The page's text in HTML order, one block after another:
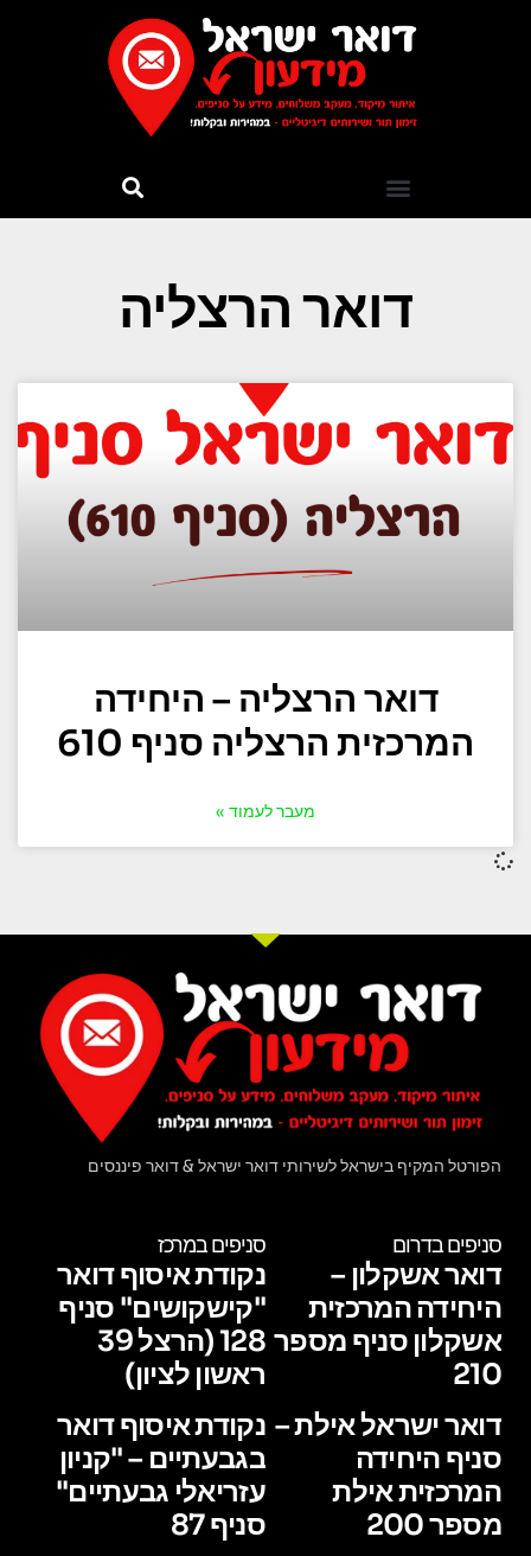
דואר הרצליה
דואר הרצליה – היחידה
המרכזית הרצליה סניף 610
מעבר לעמוד »
הפורטל המקיף בישראל לשירותי דואר ישראל & דואר פיננסים
סניפים בדרום
דואר אשקלון –
היחידה המרכזית
אשקלון סניף מספר
210
דואר ישראל אילת –
סניף היחידה
המרכזית אילת
מספר 200
סניפים במרכז
נקודת איסוף דואר
"קישקושים" סניף
128 (הרצל 39
ראשון לציון)
נקודת איסוף דואר
בגבעתיים – "קניון
עזריאלי גבעתיים"
סניף 87